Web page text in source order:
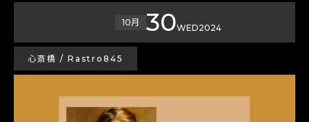
10月 30WED2024
心斎橋 / Rastro845